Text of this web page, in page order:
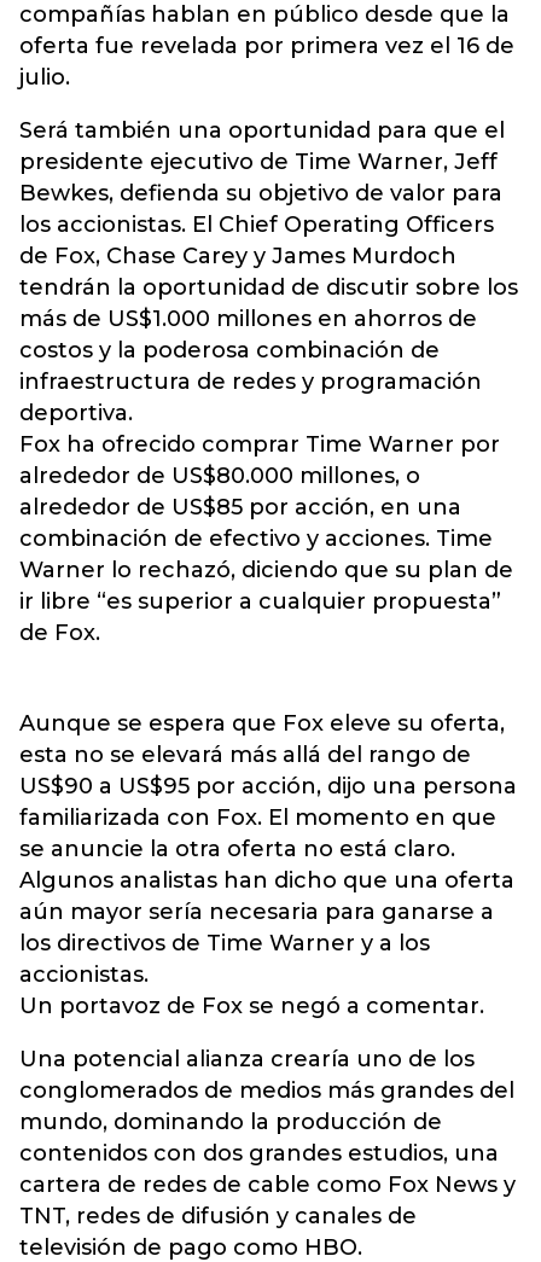
compañías hablan en público desde que la
oferta fue revelada por primera vez el 16 de
julio.
Será también una oportunidad para que el
presidente ejecutivo de Time Warner, Jeff
Bewkes, defienda su objetivo de valor para
los accionistas. El Chief Operating Officers
de Fox, Chase Carey y James Murdoch
tendrán la oportunidad de discutir sobre los
más de US$1.000 millones en ahorros de
costos y la poderosa combinación de
infraestructura de redes y programación
deportiva.
Fox ha ofrecido comprar Time Warner por
alrededor de US$80.000 millones, o
alrededor de US$85 por acción, en una
combinación de efectivo y acciones. Time
Warner lo rechazó, diciendo que su plan de
ir libre “es superior a cualquier propuesta”
de Fox.
Aunque se espera que Fox eleve su oferta,
esta no se elevará más allá del rango de
US$90 a US$95 por acción, dijo una persona
familiarizada con Fox. El momento en que
se anuncie la otra oferta no está claro.
Algunos analistas han dicho que una oferta
aún mayor sería necesaria para ganarse a
los directivos de Time Warner y a los
accionistas.
Un portavoz de Fox se negó a comentar.
Una potencial alianza crearía uno de los
conglomerados de medios más grandes del
mundo, dominando la producción de
contenidos con dos grandes estudios, una
cartera de redes de cable como Fox News y
TNT, redes de difusión y canales de
televisión de pago como HBO.